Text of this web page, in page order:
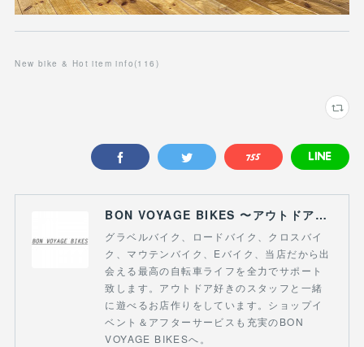
New bike & Hot item info (116 )
BON VOYAGE BIKES 〜アウトドアライフにつながる自転車専門店〜
グラベルバイク、ロードバイク、クロスバイ
ク、マウテンバイク、Eバイク、当店だから出
会える最高の自転車ライフを全力でサポート
致します。アウトドア好きのスタッフと一緒
に遊べるお店作りをしています。ショップイ
ベント＆アフターサービスも充実のBON
VOYAGE BIKESへ。